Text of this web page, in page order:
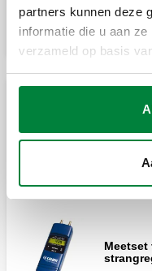
partners kunnen deze
informatie die u aan
verzameld op basis
Meet- en